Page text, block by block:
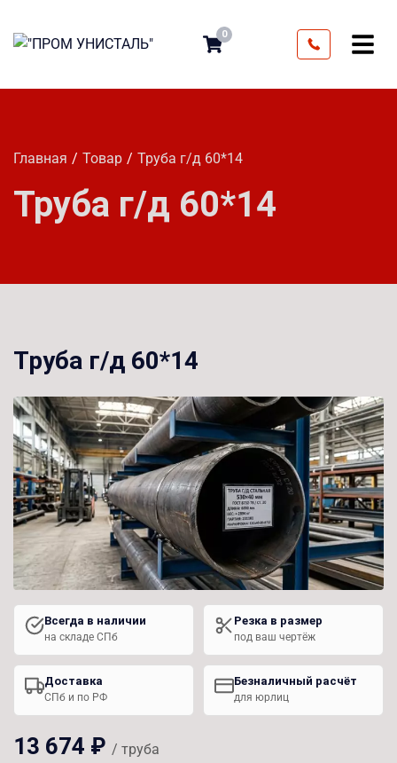
0
Главная Товар Труба г/д 60*14
Труба г/д 60*14
Труба г/д 60*14
Всегда в наличии
на складе СПб
Резка в размер
под ваш чертёж
Доставка
СПб и по РФ
Безналичный расчёт
для юрлиц
13 674 ₽ / труба